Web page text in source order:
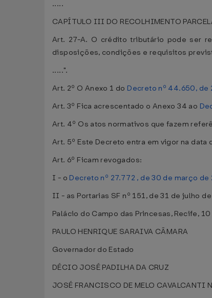
.....
CAPÍTULO III DO RECOLHIMENTO
Art. 27-A. O crédito tributário pode ser
disposições, condições e requisitos
.....".
Art. 2º O Anexo 1 do Decreto nº 44.650, de
Art. 3º Fica acrescentado o Anexo 34 ao
Art. 4º Os atos normativos que fazem
Art. 5º Este Decreto entra em vigor na data
Art. 6º Ficam revogados:
I - o Decreto nº 27.772 , de 30 de março de
II - as Portarias SF nº 151, de 31 de julho
Palácio do Campo das Princesas, Recife,
PAULO HENRIQUE SARAIVA CÂMARA
Governador do Estado
DÉCIO JOSÉ PADILHA DA CRUZ
JOSÉ FRANCISCO DE MELO CAVALCANTI